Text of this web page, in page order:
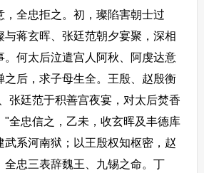
，全忠拒之。初，璨陷害朝士过
与蒋玄晖、张廷范朝夕宴聚，深相
。何太后泣遣宫人阿秋、阿虔达意
之后，求子母生全。王殷、赵殷衡
张廷范于积善宫夜宴，对太后焚香
"全忠信之，乙未，收玄晖及丰德库
武系河南狱；以王殷权知枢密，赵
全忠三表辞魏王、九锡之命。丁